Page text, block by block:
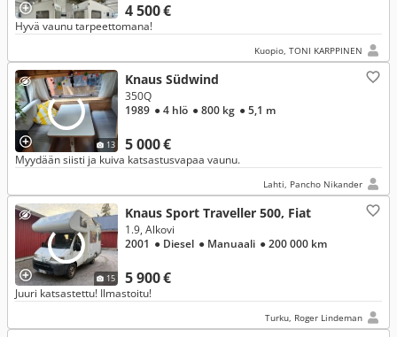
4 500 €
Hyvä vaunu tarpeettomana!
Kuopio, TONI KARPPINEN
13
Knaus Südwind
5 000 €
350Q
1989 ● 4 hlö ● 800 kg ● 5,1 m
Myydään siisti ja kuiva katsastusvapaa vaunu.
Lahti, Pancho Nikander
15
Knaus Sport Traveller 500, Fiat
5 900 €
1.9, Alkovi
2001 ● Diesel ● Manuaali ● 200 000 km
Juuri katsastettu! Ilmastoitu!
Turku, Roger Lindeman